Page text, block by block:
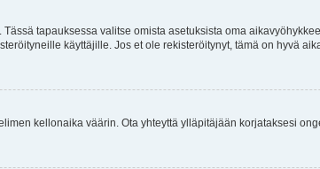
tapauksessa valitse omista asetuksista oma
käyttäjille. Jos et ole rekisteröitynyt, tämä on hyvä
kellonaika väärin. Ota yhteyttä ylläpitäjään korjataksesi